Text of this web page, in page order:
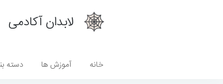
لابدان آکادمی
خانه آموزش ها دسته